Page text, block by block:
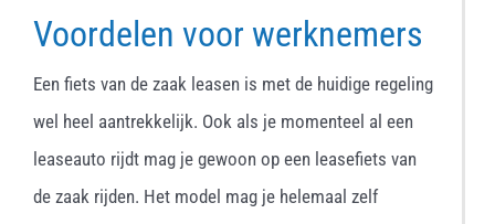
Voordelen voor werknemers
Een fiets van de zaak leasen is met de huidige regeling
wel heel aantrekkelijk. Ook als je momenteel al een
leaseauto rijdt mag je gewoon op een leasefiets van
de zaak rijden. Het model mag je helemaal zelf